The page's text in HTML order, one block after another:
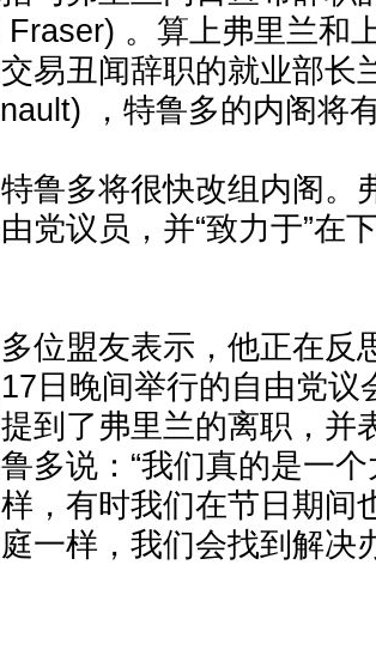
。算上弗里兰和
易丑闻辞职的就业部长
，特鲁多的内阁将
鲁多将很快改组内阁。
党议员，并“致力于”在
位盟友表示，他正在反
日晚间举行的自由党议
到了弗里兰的离职，并
多说：“我们真的是一
，有时我们在节日期间
一样，我们会找到解决